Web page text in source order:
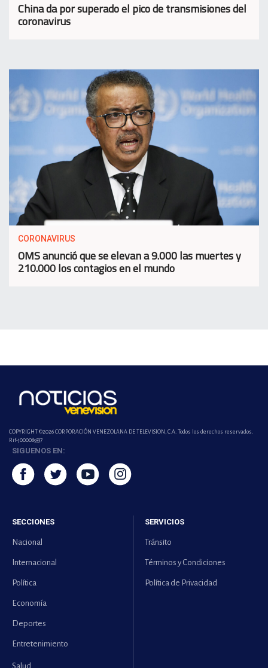
China da por superado el pico de transmisiones del
coronavirus
CORONAVIRUS
OMS anunció que se elevan a 9.000 las muertes y
210.000 los contagios en el mundo
COPYRIGHT ©2026 CORPORACIÓN VENEZOLANA DE TELEVISION, C.A. Todos los derechos reservados.
Rif-j000089337
SIGUENOS EN:
SECCIONES
Nacional
Internacional
Política
Economía
Deportes
Entretenimiento
Salud
SERVICIOS
Tránsito
Términos y Condiciones
Política de Privacidad